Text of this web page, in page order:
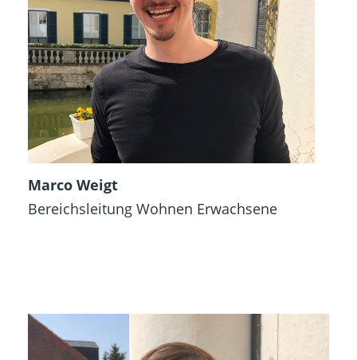
Marco Weigt
Bereichsleitung Wohnen Erwachsene